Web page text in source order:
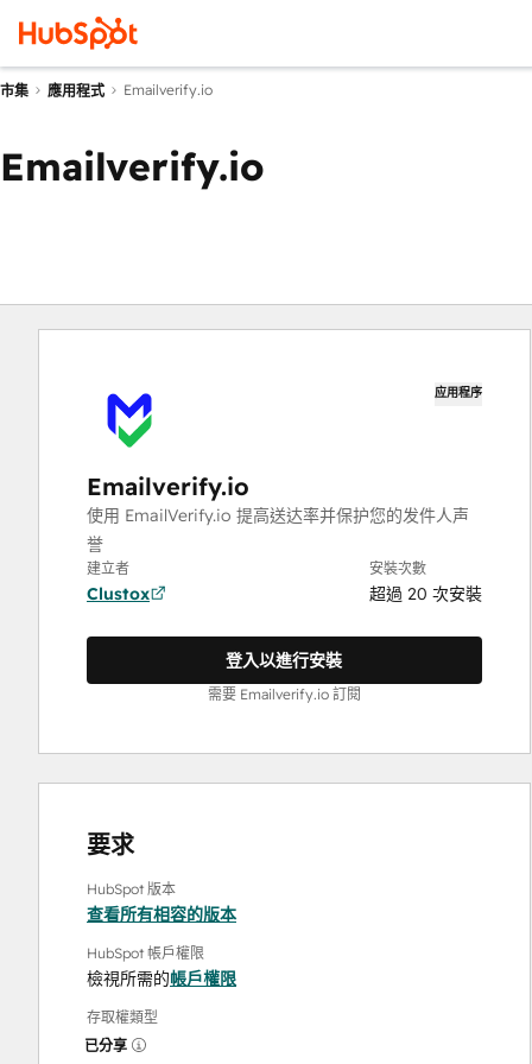
市集 應用程式 Emailverify.io
Emailverify.io
应用程序
Emailverify.io
使用 EmailVerify.io 提高送达率并保护您的发件人声
誉
建立者
Clustox
安裝次數
超過 20 次安裝
登入以進行安裝
需要 Emailverify.io 訂閱
要求
HubSpot 版本
查看所有相容的版本
HubSpot 帳戶權限
檢視所需的帳戶權限
存取權類型
已分享